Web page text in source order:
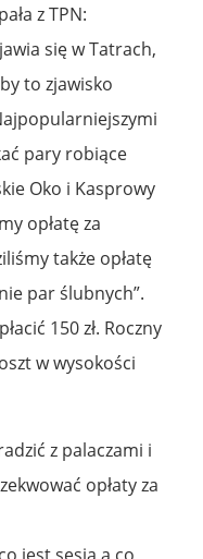
z TPN:
się w Tatrach,
to zjawisko
pary robiące
Oko i Kasprowy
opłatę za
także opłatę
par ślubnych”.
150 zł. Roczny
w wysokości
z palaczami i
opłaty za